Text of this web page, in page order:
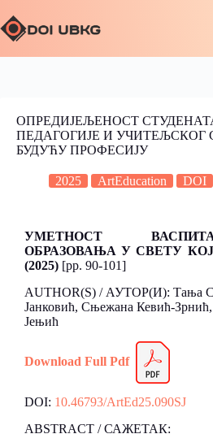
ОПРЕДИЈЕЉЕНОСТ
ПЕДАГОГИЈЕ И УЧИТЕЉСКОГ
БУДУЋУ ПРОФЕСИЈУ
2025 ArtEducation DOI
УМЕТНОСТ
ОБРАЗОВАЊА У СВЕТУ
(2025) [pp. 90-101]
AUTHOR(S) / АУТОР(И): Тања
Јанковић, Сњежана Кевић-
Јењић
Download Full Pdf
DOI: 10.46793/ArtEd25.090SJ
ABSTRACT / САЖЕТАК: